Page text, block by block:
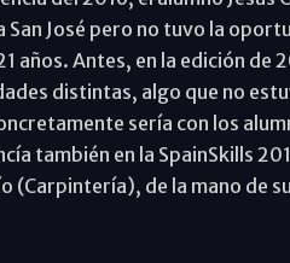
José pero no tuvo la
años. Antes, en la edición de
distintas, algo que no
sería con los
también en la SpainSkills
(Carpintería), de la mano de